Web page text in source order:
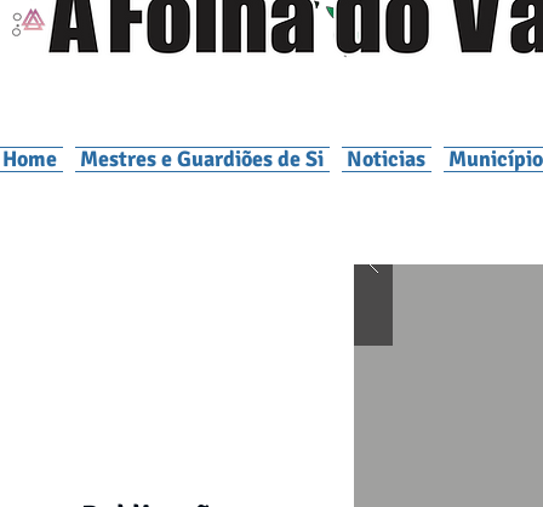
Home Mestres e Guardiões de Si Noticias